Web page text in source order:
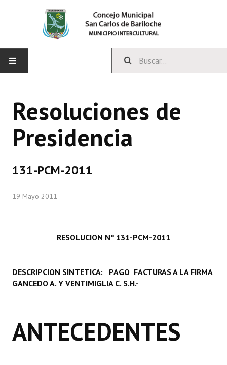
CONCEJO
Bloques Políticos
Comisiones Permanentes
Comisiones Especiales
Constitución Nacional
Carta Orgánica 2007
Resoluciones de
Presidencia
131-PCM-2011
19 Mayo 2011
RESOLUCION Nº 131-PCM-2011
DESCRIPCION SINTETICA: PAGO FACTURAS A LA FIRMA
GANCEDO A. Y VENTIMIGLIA C. S.H.-
ANTECEDENTES